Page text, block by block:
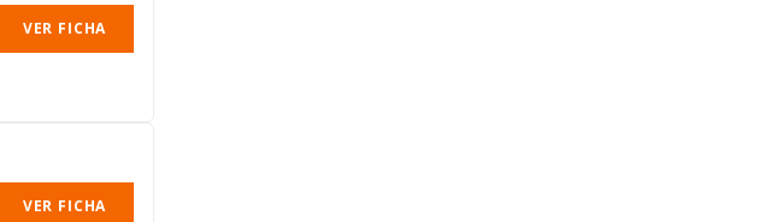
VER FICHA
VER FICHA